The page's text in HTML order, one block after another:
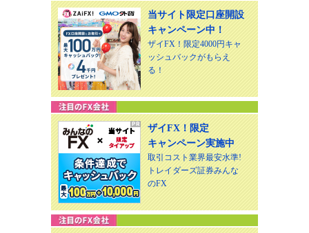
当サイト限定口座開設
キャンペーン中！
ザイFX！限定4000円キャ
ッシュバックがもらえ
る！
ザイFX！限定
キャンペーン実施中
取引コスト業界最安水準!
トレイダーズ証券みんな
のFX